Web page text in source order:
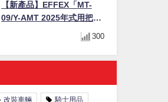
【新產品】EFFEX「MT-
09/Y-AMT 2025年式用把手
Easy Fit Bar Plus」！高
7mm後移16mm直上×三色×
免換線組
300
改裝車輛 騎士用品